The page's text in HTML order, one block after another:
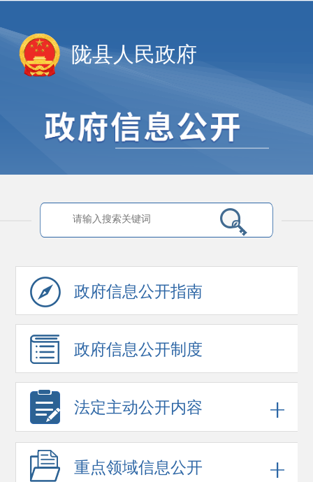
陇县人民政府
政府信息公开指南
政府信息公开制度
法定主动公开内容
重点领域信息公开